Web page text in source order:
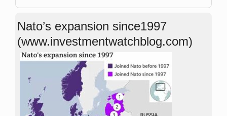
Nato’s expansion since1997
(www.investmentwatchblog.com)